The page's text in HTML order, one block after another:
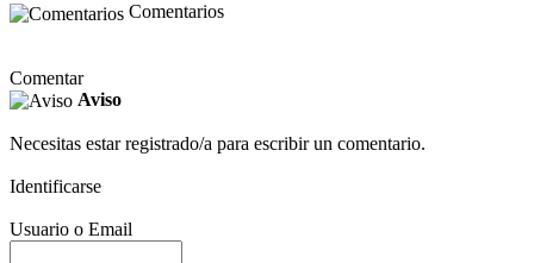
Comentarios
Comentar
Aviso
Necesitas estar registrado/a para escribir un comentario.
Identificarse
Usuario o Email